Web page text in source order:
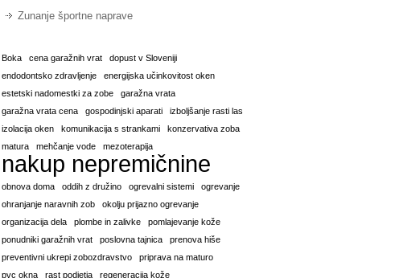
Zunanje športne naprave
Boka cena garažnih vrat
dopust v Sloveniji
endodontsko zdravljenje
energijska učinkovitost oken
estetski nadomestki za zobe
garažna vrata
garažna vrata cena
gospodinjski aparati
izboljšanje rasti las
izolacija oken
komunikacija s strankami
konzervativa zoba
matura
mehčanje vode mezoterapija
nakup nepremičnine
obnova doma oddih z družino ogrevalni sistemi
ogrevanje
ohranjanje naravnih zob
okolju prijazno ogrevanje
organizacija dela
plombe in zalivke
pomlajevanje kože
ponudniki garažnih vrat
poslovna tajnica
prenova hiše
preventivni ukrepi zobozdravstvo
priprava na maturo
pvc okna
rast podjetja regeneracija kože